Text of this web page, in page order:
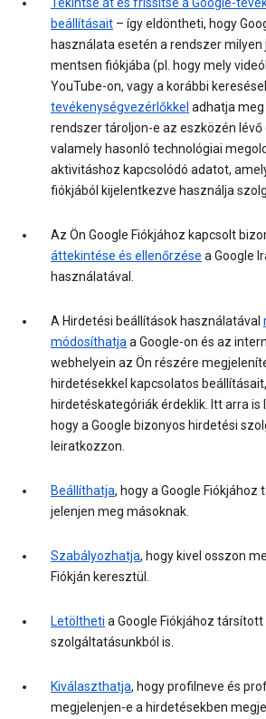
Tekintse át és frissítse a Google-
beállításait – így eldöntheti, hogy
használata esetén a rendszer
mentsen fiókjába (pl. hogy mely
YouTube-on, vagy a korábbi
tevékenységvezérlőkkel adhatja meg
rendszer tároljon-e az eszközén lévő
valamely hasonló technológiai
aktivitáshoz kapcsolódó adatot,
fiókjából kijelentkezve használja
Az Ön Google Fiókjához kapcsolt
áttekintése és ellenőrzése a Google
használatával.
A Hirdetési beállítások használatával
módosíthatjaa Google-on és az
webhelyein az Ön részére
hirdetésekkel kapcsolatos
hirdetéskategóriák érdeklik. Itt arra is
hogy a Google bizonyos hirdetési
leiratkozzon.
Beállíthatja, hogy a Google
jelenjen meg másoknak.
Szabályozhatja, hogy kivel osszon
Fiókján keresztül.
Letöltheti a Google Fiókjához
szolgáltatásunkból is.
Kiválaszthatja, hogy profilneve és
megjelenjen-e a hirdetésekben